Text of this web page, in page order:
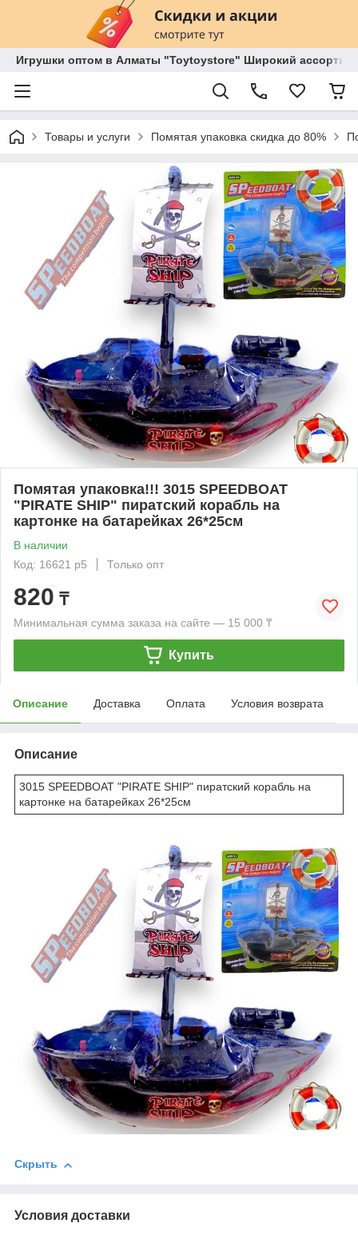
Игрушки оптом в Алматы "Toytoystore" Широкий
Товары и услуги Помятая упаковка скидка до 80%
Помятая упаковка!!! 3015 SPEEDBOAT
"PIRATE SHIP" пиратский корабль на
картонке на батарейках 26*25см
В наличии
Код: 16621 р5
Только опт
820 ₸
Минимальная сумма заказа на сайте — 15 000 ₸
Купить
Описание Доставка Оплата Условия возврата
Описание
3015 SPEEDBOAT "PIRATE SHIP" пиратский корабль на
картонке на батарейках 26*25см
Скрыть
Условия доставки